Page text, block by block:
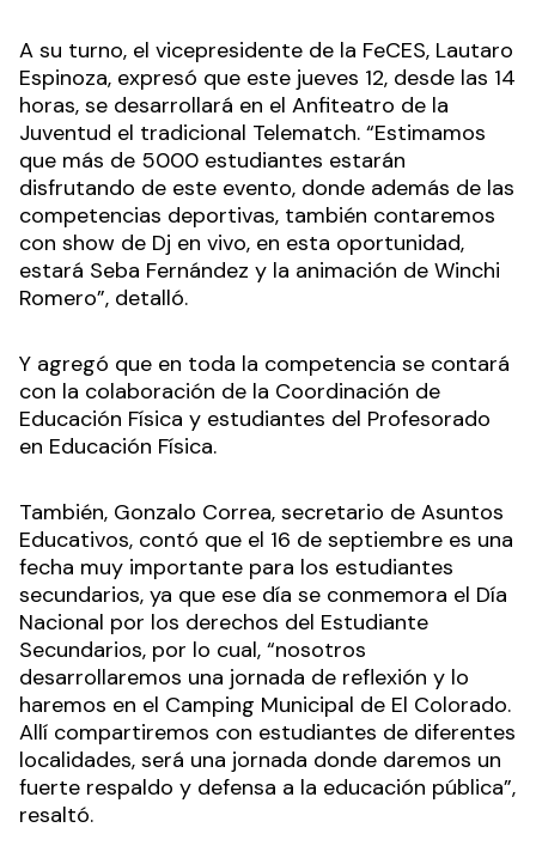
A su turno, el vicepresidente de la FeCES, Lautaro
Espinoza, expresó que este jueves 12, desde las 14
horas, se desarrollará en el Anfiteatro de la
Juventud el tradicional Telematch. “Estimamos
que más de 5000 estudiantes estarán
disfrutando de este evento, donde además de las
competencias deportivas, también contaremos
con show de Dj en vivo, en esta oportunidad,
estará Seba Fernández y la animación de Winchi
Romero”, detalló.
Y agregó que en toda la competencia se contará
con la colaboración de la Coordinación de
Educación Física y estudiantes del Profesorado
en Educación Física.
También, Gonzalo Correa, secretario de Asuntos
Educativos, contó que el 16 de septiembre es una
fecha muy importante para los estudiantes
secundarios, ya que ese día se conmemora el Día
Nacional por los derechos del Estudiante
Secundarios, por lo cual, “nosotros
desarrollaremos una jornada de reflexión y lo
haremos en el Camping Municipal de El Colorado.
Allí compartiremos con estudiantes de diferentes
localidades, será una jornada donde daremos un
fuerte respaldo y defensa a la educación pública”,
resaltó.